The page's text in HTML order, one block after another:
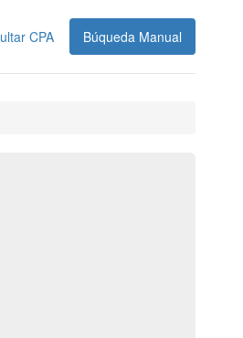
CPA Búqueda Manual